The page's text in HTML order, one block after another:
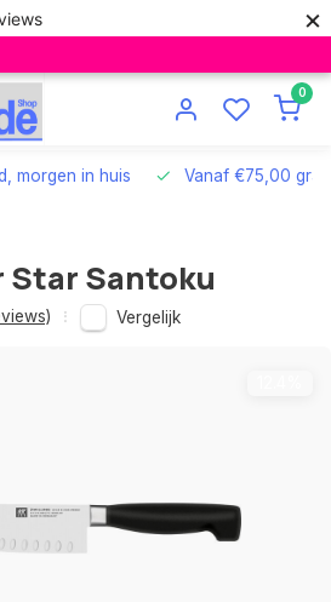
×
0
morgen in huis Vanaf €75,00
Star Santoku
Vergelijk